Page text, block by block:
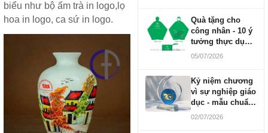
biểu như bộ ấm trà in logo,lọ
hoa in logo, ca sứ in logo.
Quà tặng cho
công nhân - 10 ý
tưởng thực dụng
ngân sách 100-
05/07/2026
Kỷ niệm chương
vì sự nghiệp giáo
dục - mẫu chuẩn
2026
02/07/2026